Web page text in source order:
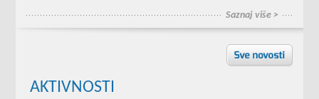
Saznaj više >
AKTIVNOSTI